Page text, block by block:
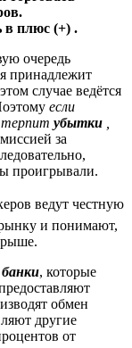
в плюс (+) .
очередь
принадлежит
случае ведётся
если
терпит убытки ,
за
проигрывали.
ведут честную
и понимают,
банки, которые
обмен
другие
от